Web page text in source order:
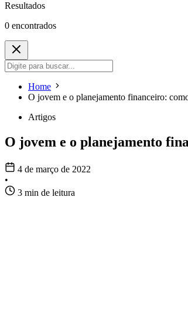
Resultados
0 encontrados
Home
O jovem e o planejamento financeiro:
Artigos
O jovem e o planejamento
4 de março de 2022
•
3 min de leitura